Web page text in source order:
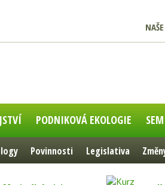
PODNIKOVÁ EKOLOGIE
Povinnosti Legislativa